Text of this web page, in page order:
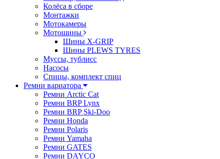
Колёса в сборе
Монтажки
Мотокамеры
Мотошины
Шины X-GRIP
Шины PLEWS TYRES
Муссы, тублисс
Насосы
Спицы, комплект спиц
Ремни вариатора
Ремни Arctic Cat
Ремни BRP Lynx
Ремни BRP Ski-Doo
Ремни Honda
Ремни Polaris
Ремни Yamaha
Ремни GATES
Ремни DAYCO